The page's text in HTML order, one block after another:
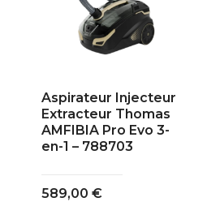
Aspirateur Injecteur
Extracteur Thomas
AMFIBIA Pro Evo 3-
en-1 – 788703
589,00 €